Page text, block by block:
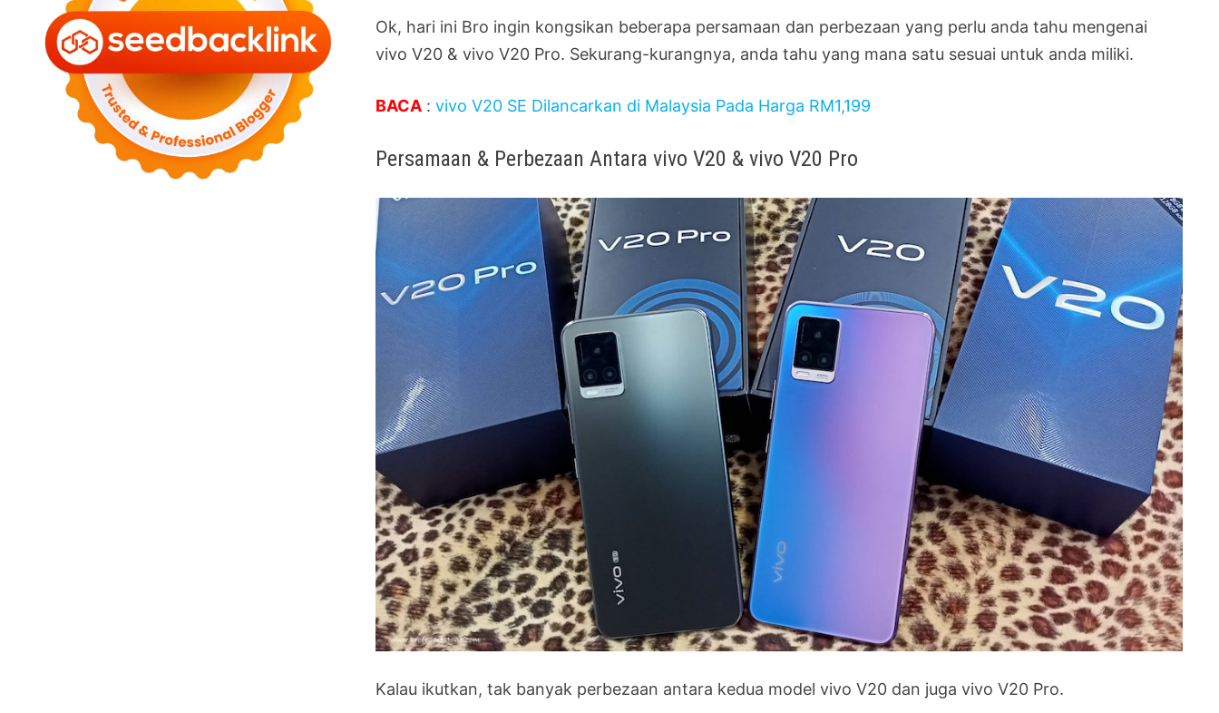
Ok, hari ini Bro ingin kongsikan beberapa persamaan dan perbezaan yang perlu anda tahu mengenai
vivo V20 & vivo V20 Pro. Sekurang-kurangnya, anda tahu yang mana satu sesuai untuk anda miliki.
BACA :vivo V20 SE Dilancarkan di Malaysia Pada Harga RM1,199
Persamaan & Perbezaan Antara vivo V20 & vivo V20 Pro
Kalau ikutkan, tak banyak perbezaan antara kedua model vivo V20 dan juga vivo V20 Pro.